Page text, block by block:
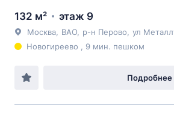
132 м² этаж 9
Москва ВАО р-н Перово ул
Новогиреево , 9 мин. пешком
Подробнее